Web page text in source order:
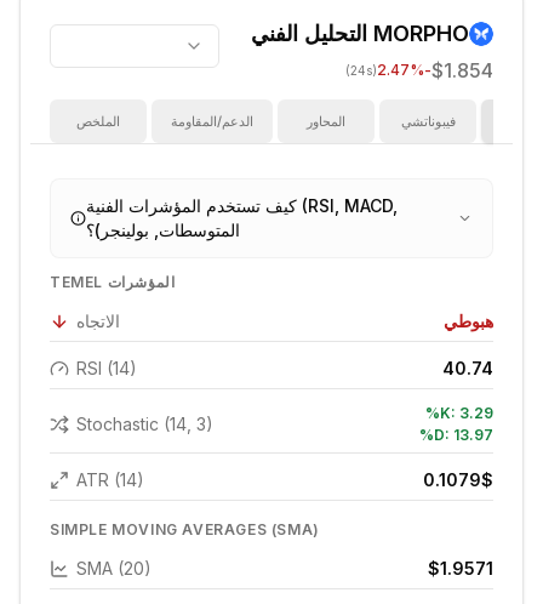
MORPHO التحليل الفني
$1.854
-2.47
%
(24s)
الملخص الدعم/المقاومة المحاور فيبوناتشي
كيف تستخدم المؤشرات الفنية (RSI, MACD,
المتوسطات, بولينجر)؟
TEMEL المؤشرات
الاتجاه هبوطي
RSI (14) 40.74
Stochastic (14, 3)
%K: 3.29
%D: 13.97
ATR (14) 0.1079$
SIMPLE MOVING AVERAGES (SMA)
SMA (20) $1.9571